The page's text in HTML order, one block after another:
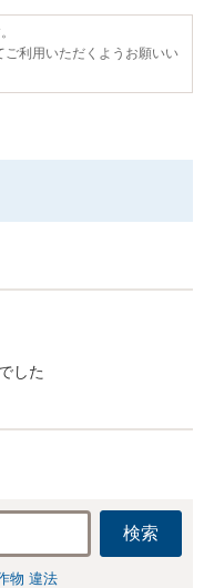
ご利用いただくようお願いい
した
検索
物 違法